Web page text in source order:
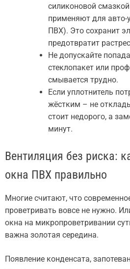
силиконовой
применяют для авто-
ПВХ). Это сохранит
предотвратит
Не допускайте
стеклопакет или
смывается трудно.
Если уплотнитель
жёстким – не
стоит недорого, а
минут.
Вентиляция без риска:
окна ПВХ правильно
Многие считают, что
проветривать вовсе не нужно.
окна на микропроветривании
важна золотая середина.
Появление конденсата,